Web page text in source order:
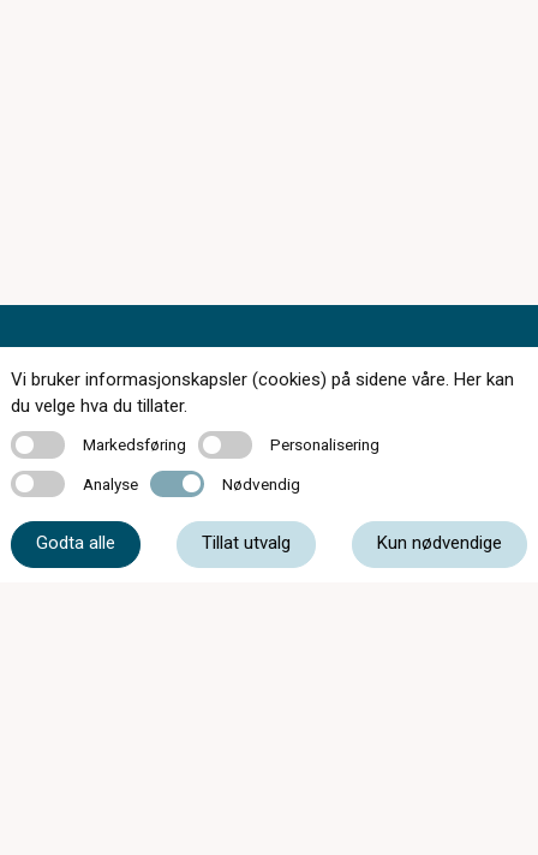
168 butikker over hele landet
Bestill synstest
Finn butikk
Tips og råd
Vi bruker informasjonskapsler (cookies) på sidene våre. Her kan
du velge hva du tillater.
MarkedsføringMarkedsføring PersonaliseringPersonalisering
Analyse Analyse Nødvendig Nødvendig
Godta alle Tillat utvalg Kun nødvendige